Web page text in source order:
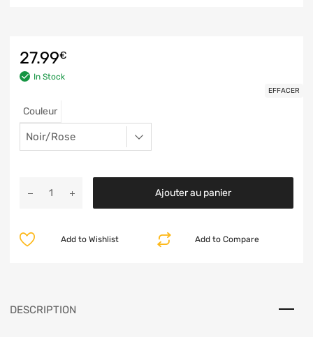
27.99€
In Stock
Couleur
EFFACER
Ajouter au panier
Add to Compare
Add to Wishlist
DESCRIPTION